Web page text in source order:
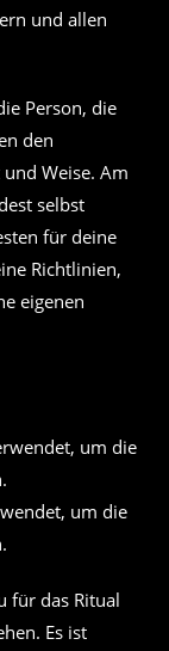
und allen
Person, die
den
Weise. Am
selbst
für deine
Richtlinien,
eigenen
um die
für das Ritual
Es ist